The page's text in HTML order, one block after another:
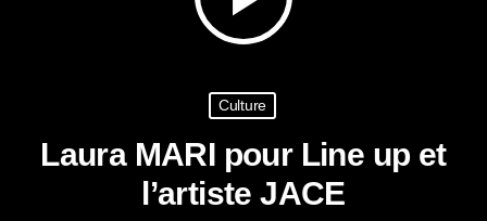
Culture
Laura MARI pour Line up et
l’artiste JACE